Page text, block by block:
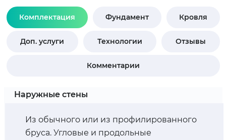
Комплектация Фундамент Кровля
Доп. услуги Технологии Отзывы
Комментарии
Наружные стены
Из обычного или из профилированного
бруса. Угловые и продольные